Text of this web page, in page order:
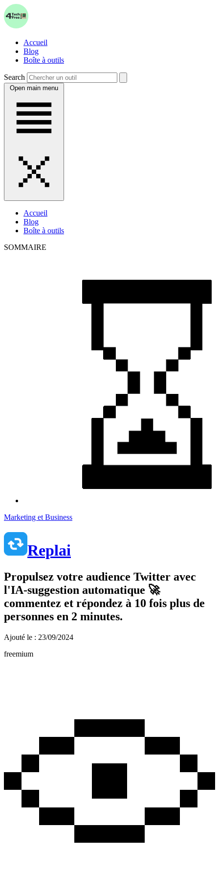
Accueil
Blog
Boîte à outils
Search
Open main menu
Accueil
Blog
Boîte à outils
SOMMAIRE
Marketing et Business
Replai
Propulsez votre audience Twitter avec
l'IA-suggestion automatique 🚀
commentez et répondez à 10 fois plus de
personnes en 2 minutes.
Ajouté le : 23/09/2024
freemium